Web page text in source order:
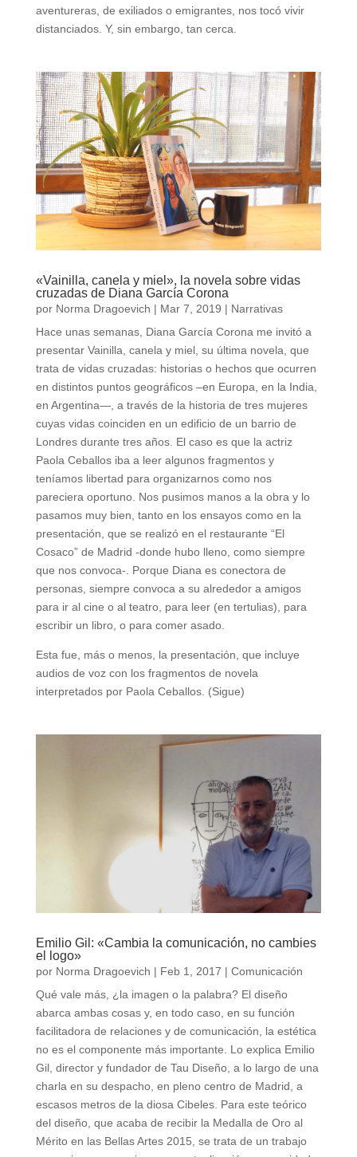
aventureras, de exiliados o emigrantes, nos tocó vivir
distanciados. Y, sin embargo, tan cerca.
«Vainilla, canela y miel», la novela sobre vidas
cruzadas de Diana García Corona
por Norma Dragoevich | Mar 7, 2019 | Narrativas
Hace unas semanas, Diana García Corona me invitó a
presentar Vainilla, canela y miel, su última novela, que
trata de vidas cruzadas: historias o hechos que ocurren
en distintos puntos geográficos –en Europa, en la India,
en Argentina—, a través de la historia de tres mujeres
cuyas vidas coinciden en un edificio de un barrio de
Londres durante tres años. El caso es que la actriz
Paola Ceballos iba a leer algunos fragmentos y
teníamos libertad para organizarnos como nos
pareciera oportuno. Nos pusimos manos a la obra y lo
pasamos muy bien, tanto en los ensayos como en la
presentación, que se realizó en el restaurante “El
Cosaco” de Madrid -donde hubo lleno, como siempre
que nos convoca-. Porque Diana es conectora de
personas, siempre convoca a su alrededor a amigos
para ir al cine o al teatro, para leer (en tertulias), para
escribir un libro, o para comer asado.
Esta fue, más o menos, la presentación, que incluye
audios de voz con los fragmentos de novela
interpretados por Paola Ceballos. (Sigue)
Emilio Gil: «Cambia la comunicación, no cambies
el logo»
por Norma Dragoevich | Feb 1, 2017 | Comunicación
Qué vale más, ¿la imagen o la palabra? El diseño
abarca ambas cosas y, en todo caso, en su función
facilitadora de relaciones y de comunicación, la estética
no es el componente más importante. Lo explica Emilio
Gil, director y fundador de Tau Diseño, a lo largo de una
charla en su despacho, en pleno centro de Madrid, a
escasos metros de la diosa Cibeles. Para este teórico
del diseño, que acaba de recibir la Medalla de Oro al
Mérito en las Bellas Artes 2015, se trata de un trabajo